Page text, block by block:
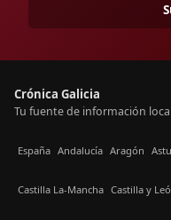
Crónica Galicia
Tu fuente de información
España Andalucía Aragón
Castilla La-Mancha Castilla y